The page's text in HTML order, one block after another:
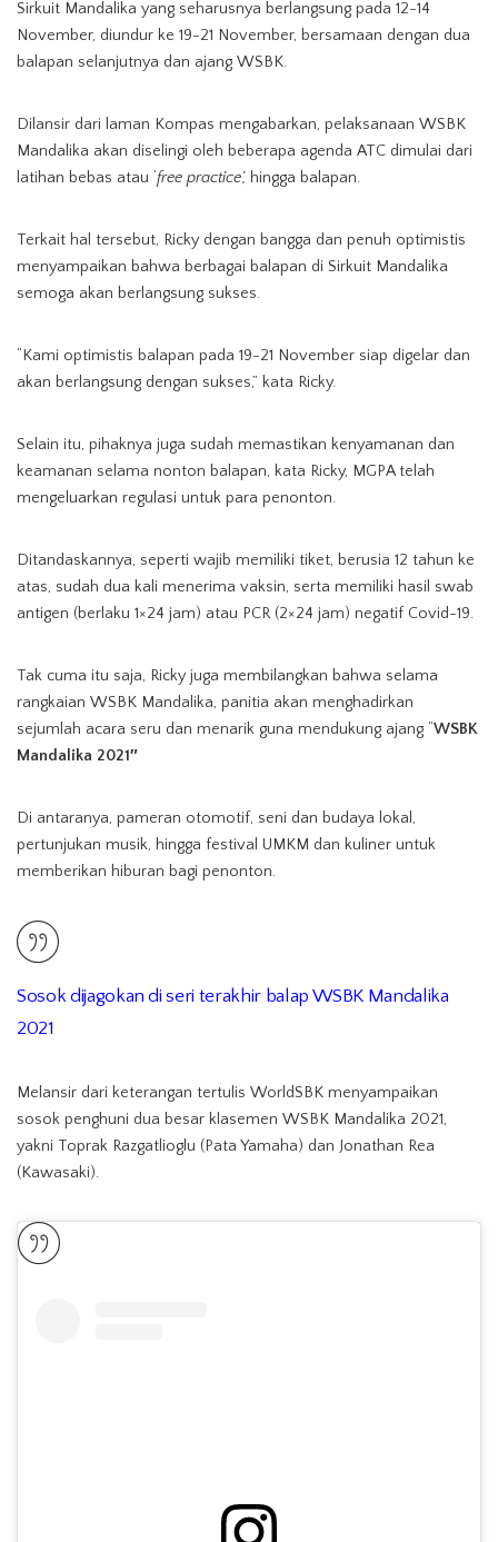
Sirkuit Mandalika yang seharusnya berlangsung pada 12-14
November, diundur ke 19-21 November, bersamaan dengan dua
balapan selanjutnya dan ajang WSBK.
Dilansir dari laman Kompas mengabarkan, pelaksanaan WSBK
Mandalika akan diselingi oleh beberapa agenda ATC dimulai dari
latihan bebas atau ‘free practice’, hingga balapan.
Terkait hal tersebut, Ricky dengan bangga dan penuh optimistis
menyampaikan bahwa berbagai balapan di Sirkuit Mandalika
semoga akan berlangsung sukses.
“Kami optimistis balapan pada 19-21 November siap digelar dan
akan berlangsung dengan sukses,” kata Ricky.
Selain itu, pihaknya juga sudah memastikan kenyamanan dan
keamanan selama nonton balapan, kata Ricky, MGPA telah
mengeluarkan regulasi untuk para penonton.
Ditandaskannya, seperti wajib memiliki tiket, berusia 12 tahun ke
atas, sudah dua kali menerima vaksin, serta memiliki hasil swab
antigen (berlaku 1×24 jam) atau PCR (2×24 jam) negatif Covid-19.
Tak cuma itu saja, Ricky juga membilangkan bahwa selama
rangkaian WSBK Mandalika, panitia akan menghadirkan
sejumlah acara seru dan menarik guna mendukung ajang “WSBK
Mandalika 2021″
Di antaranya, pameran otomotif, seni dan budaya lokal,
pertunjukan musik, hingga festival UMKM dan kuliner untuk
memberikan hiburan bagi penonton.
Sosok dijagokan diseri terakhir balap WSBK Mandalika
2021
Melansir dari keterangan tertulis WorldSBK menyampaikan
sosok penghuni dua besar klasemen WSBK Mandalika 2021,
yakni Toprak Razgatlioglu (Pata Yamaha) dan Jonathan Rea
(Kawasaki).